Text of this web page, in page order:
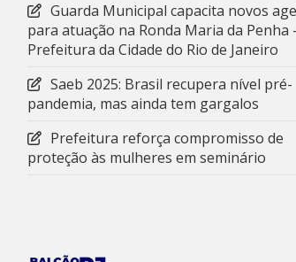
Guarda Municipal capacita novos
para atuação na Ronda Maria da Penha
Prefeitura da Cidade do Rio de Janeiro
Saeb 2025: Brasil recupera nível pré-
pandemia, mas ainda tem gargalos
Prefeitura reforça compromisso de
proteção às mulheres em seminário